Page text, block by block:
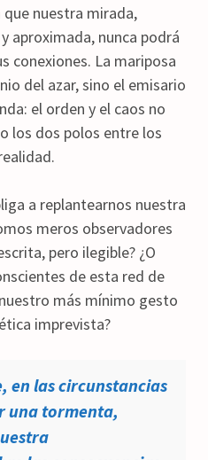
nuestra mirada,
aproximada, nunca podrá
conexiones. La mariposa
del azar, sino el emisario
el orden y el caos no
los dos polos entre los
a replantearnos nuestra
meros observadores
pero ilegible? ¿O
de esta red de
más mínimo gesto
imprevista?
en las circunstancias
una tormenta,